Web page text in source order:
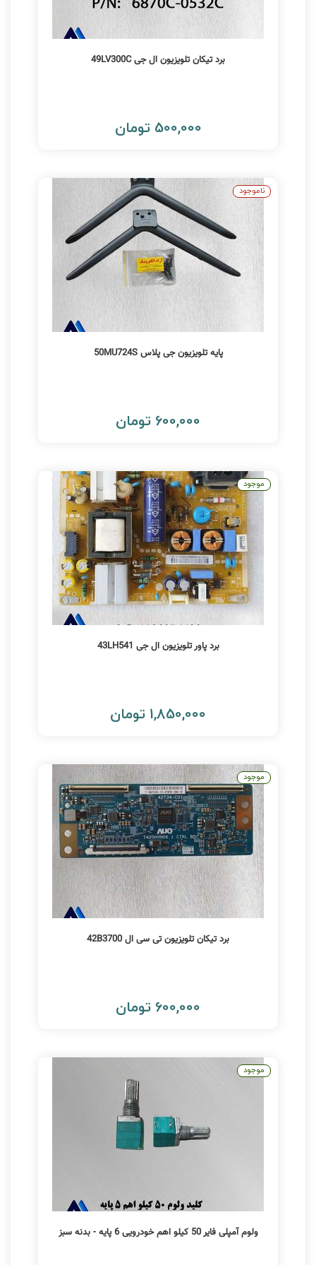
برد تیکان تلویزیون ال جی 49LV300C
500,000 تومان
پایه تلویزیون جی پلاس 50MU724S
600,000 تومان
ناموجود
برد پاور تلویزیون ال جی 43LH541
1,850,000 تومان
موجود
برد تیکان تلویزیون تی سی ال 42B3700
600,000 تومان
موجود
ولوم آمپلی فایر 50 کیلو اهم خودرویی 6 پایه - بدنه سبز
موجود